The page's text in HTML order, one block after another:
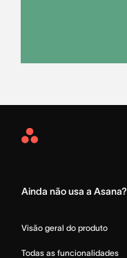
Asana
Ainda não usa a Asana?
Visão geral do produto
Todas as funcionalidades